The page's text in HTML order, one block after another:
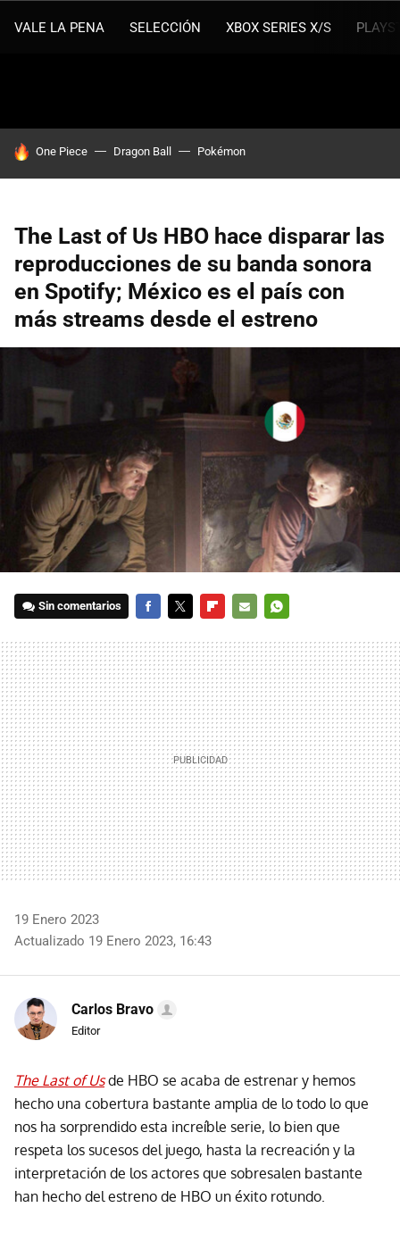
VALE LA PENA SELECCIÓN XBOX SERIES X/S
HOY SE HABLA DE
One Piece Dragon Ball Pokémon
The Last of Us HBO hace disparar las
reproducciones de su banda sonora
en Spotify; México es el país con
más streams desde el estreno
Sin comentarios
MAIL
19 Enero 2023
Actualizado 19 Enero 2023, 16:43
Carlos Bravo
Editor
The Last of Usde HBO se acaba de estrenar y hemos
hecho una cobertura bastante amplia de lo todo lo que
nos ha sorprendido esta increíble serie, lo bien que
respeta los sucesos del juego, hasta la recreación y la
interpretación de los actores que sobresalen bastante
han hecho del estreno de HBO un éxito rotundo.